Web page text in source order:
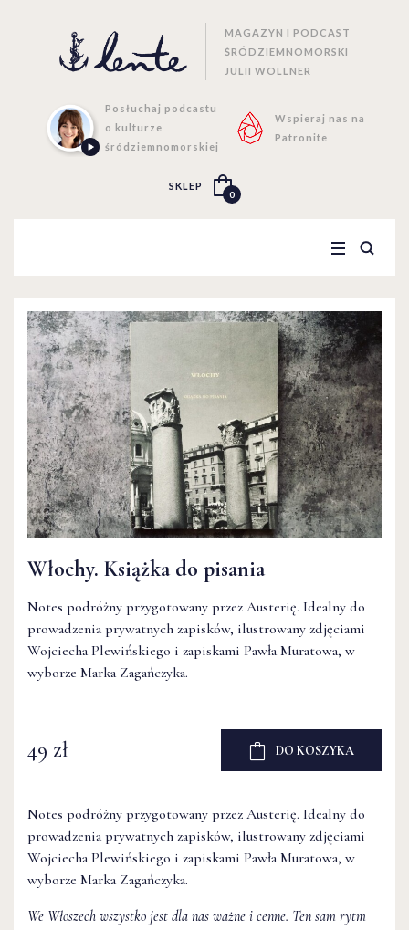
MAGAZYN I PODCAST
ŚRÓDZIEMNOMORSKI
JULII WOLLNER
Posłuchaj podcastu
o kulturze
śródziemnomorskiej
Wspieraj nas na
Patronite
SKLEP
0
Włochy. Książka do pisania
Notes podróżny przygotowany przez Austerię. Idealny do
prowadzenia prywatnych zapisków, ilustrowany zdjęciami
Wojciecha Plewińskiego i zapiskami Pawła Muratowa, w
wyborze Marka Zagańczyka.
49 zł DO KOSZYKA
Notes podróżny przygotowany przez Austerię. Idealny do
prowadzenia prywatnych zapisków, ilustrowany zdjęciami
Wojciecha Plewińskiego i zapiskami Pawła Muratowa, w
wyborze Marka Zagańczyka.
We Włoszech wszystko jest dla nas ważne i cenne. Ten sam rytm